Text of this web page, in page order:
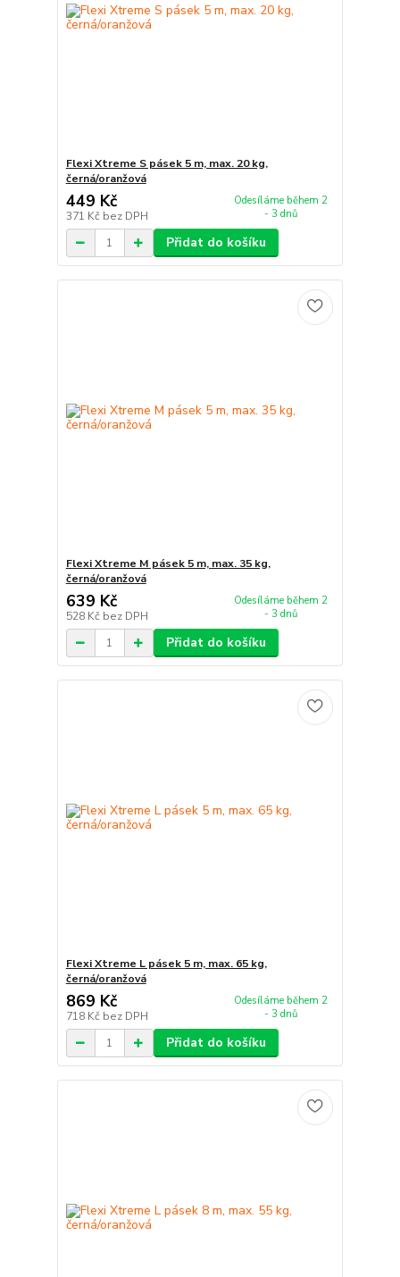
Flexi Xtreme S pásek 5 m, max. 20 kg,
černá/oranžová
449 Kč
371 Kč bez DPH
Odesíláme během 2
- 3 dnů
Přidat do košíku
Flexi Xtreme M pásek 5 m, max. 35 kg,
černá/oranžová
639 Kč
528 Kč bez DPH
Odesíláme během 2
- 3 dnů
Přidat do košíku
Flexi Xtreme L pásek 5 m, max. 65 kg,
černá/oranžová
869 Kč
718 Kč bez DPH
Odesíláme během 2
- 3 dnů
Přidat do košíku